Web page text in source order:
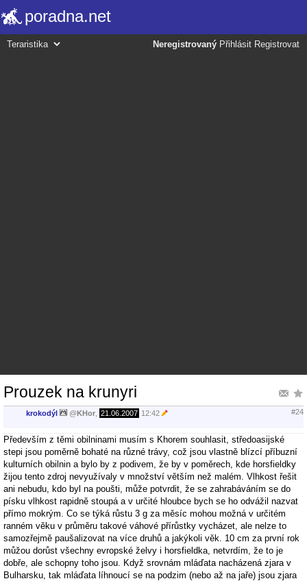
poradna.net
Neregistrovaný Přihlásit Registrovat
Prouzek na krunyri
krokodýl @KHor 21.06.2007 12:42 #24
Především z těmi obilninami musím s Khorem souhlasit, středoasijské
stepi jsou poměrně bohaté na různé trávy, což jsou vlastně blízcí příbuzní
kulturních obilnin a bylo by z podivem, že by v poměrech, kde horsfieldky
žijou tento zdroj nevyužívaly v množství větším než malém. Vlhkost řešit
ani nebudu, kdo byl na poušti, může potvrdit, že se zahrabáváním se do
písku vlhkost rapidně stoupá a v určité hloubce bych se ho odvážil nazvat
přímo mokrým. Co se týká růstu 3 g za měsíc mohou možná v určitém
ranném věku v průměru takové váhové přírůstky vycházet, ale nelze to
samozřejmě paušalizovat na více druhů a jakýkoli věk. 10 cm za první rok
můžou dorůst všechny evropské želvy i horsfieldka, netvrdím, že to je
dobře, ale schopny toho jsou. Když srovnám mláďata nacházená zjara v
Bulharsku, tak mláďata líhnoucí se na podzim (nebo až na jaře) jsou zjara